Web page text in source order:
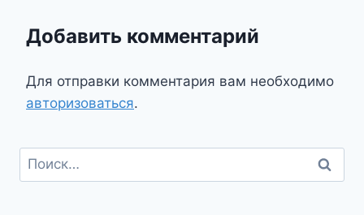
Добавить комментарий
Для отправки комментария вам необходимо
авторизоваться.
Найти: